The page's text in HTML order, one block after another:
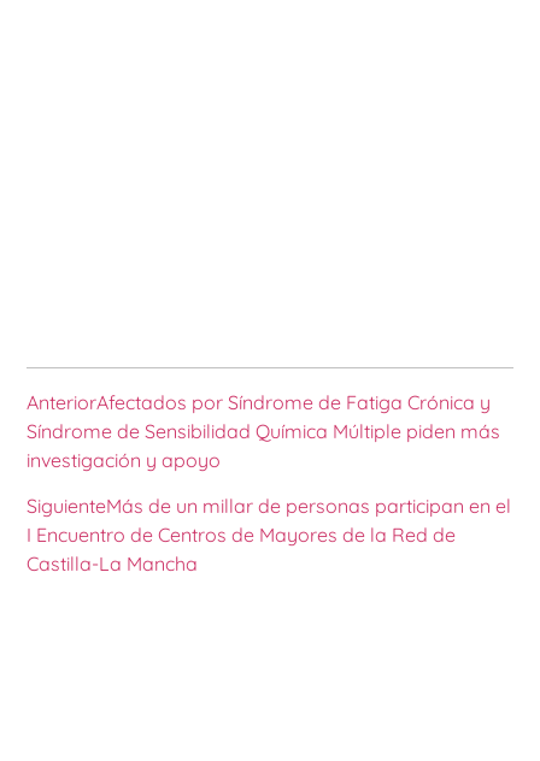
AnteriorAfectados por Síndrome de Fatiga Crónica y
Síndrome de Sensibilidad Química Múltiple piden más
investigación y apoyo
SiguienteMás de un millar de personas participan en el
I Encuentro de Centros de Mayores de la Red de
Castilla-La Mancha